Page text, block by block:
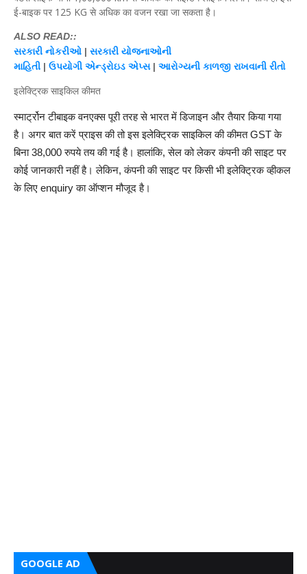
ई-बाइक पर 125 KG से अधिक का वजन रखा जा सकता है।
ALSO READ::
સરકારી નોકરીઓ | સરકારી યોજનાઓની
માહિતી | ઉપયોગી એન્ડ્રોઇડ એપ્સ| આરોગ્યની કાળજી રાખવાની રીતો
इलेक्ट्रिक साइकिल कीमत
स्मार्ट्रोन टीबाइक वनएक्स पूरी तरह से भारत में डिजाइन और तैयार किया गया
है। अगर बात करें प्राइस की तो इस इलेक्ट्रिक साइकिल की कीमत GST के
बिना 38,000 रुपये तय की गई है। हालांकि, सेल को लेकर कंपनी की साइट पर
कोई जानकारी नहीं है। लेकिन, कंपनी की साइट पर किसी भी इलेक्ट्रिक व्हीकल
के लिए enquiry का ऑप्शन मौजूद है।
GOOGLE AD